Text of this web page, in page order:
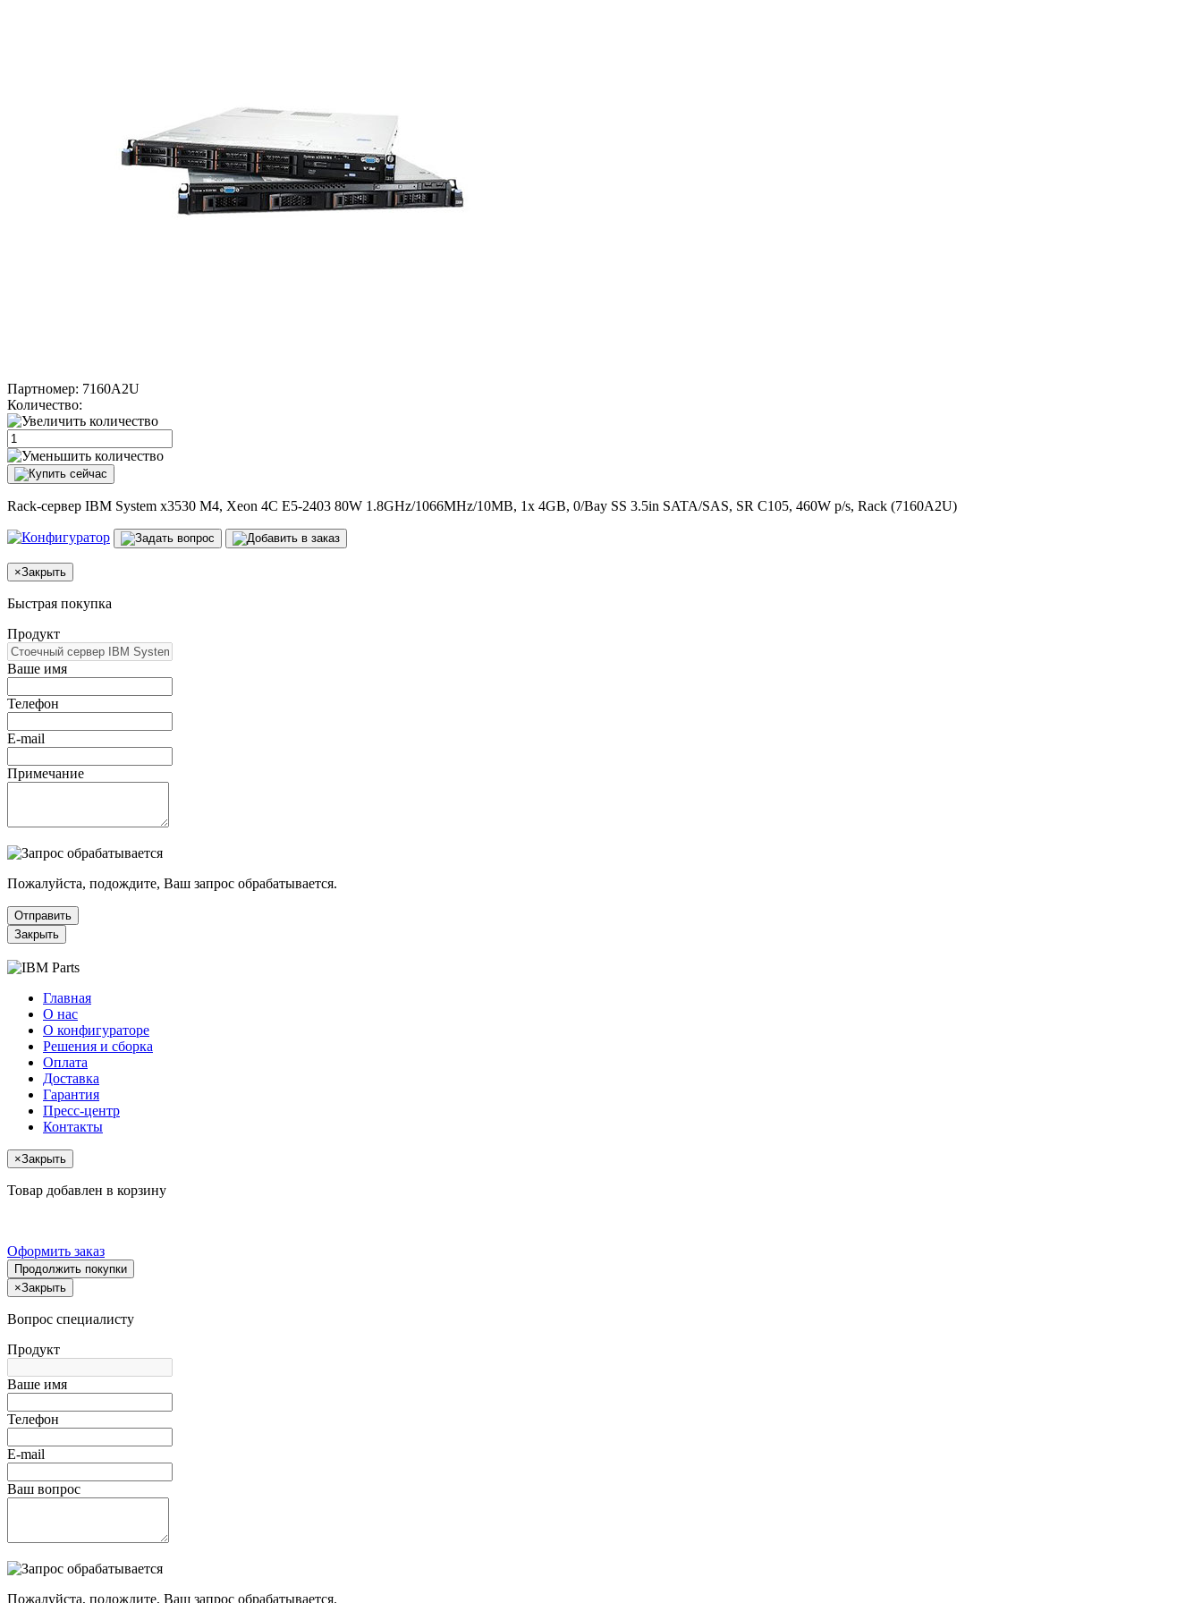
Партномер: 7160A2U
Количество:
Rack-сервер IBM System x3530 M4, Xeon 4C E5-2403 80W 1.8GHz/1066MHz/10MB, 1x 4GB, 0/Bay SS 3.5in SATA/SAS, SR C105, 460W p/s, Rack (7160A2U)
×Закрыть
Быстрая покупка
Продукт
Ваше имя
Телефон
E-mail
Примечание
Пожалуйста, подождите, Ваш запрос обрабатывается.
Отправить
Закрыть
Главная
О нас
О конфигураторе
Решения и сборка
Оплата
Доставка
Гарантия
Пресс-центр
Контакты
×Закрыть
Товар добавлен в корзину
Оформить заказ
Продолжить покупки
×Закрыть
Вопрос специалисту
Продукт
Ваше имя
Телефон
E-mail
Ваш вопрос
Пожалуйста, подождите, Ваш запрос обрабатывается.